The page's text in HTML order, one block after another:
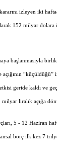
izleyen iki
152 milyar
başlanmasıyla
geride kaldı ve
liralık açığa
5 - 12 Haziran
borç ilk kez 7